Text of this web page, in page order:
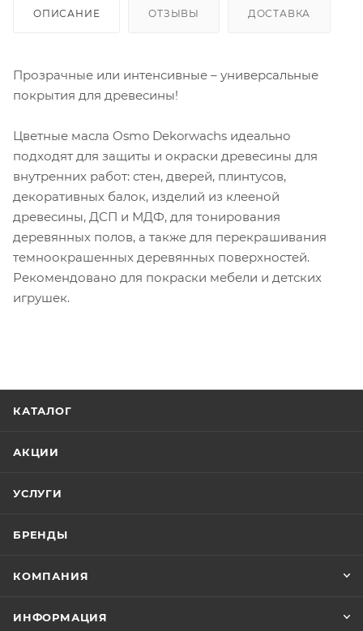
ОПИСАНИЕ ОТЗЫВЫ ДОСТАВКА
Прозрачные или интенсивные – универсальные
покрытия для древесины!
Цветные масла Osmo Dekorwachs идеально
подходят для защиты и окраски древесины для
внутренних работ: стен, дверей, плинтусов,
декоративных балок, изделий из клееной
древесины, ДСП и МДФ, для тонирования
деревянных полов, а также для перекрашивания
темноокрашенных деревянных поверхностей.
Рекомендовано для покраски мебели и детских
игрушек.
КАТАЛОГ
АКЦИИ
УСЛУГИ
БРЕНДЫ
КОМПАНИЯ
ИНФОРМАЦИЯ